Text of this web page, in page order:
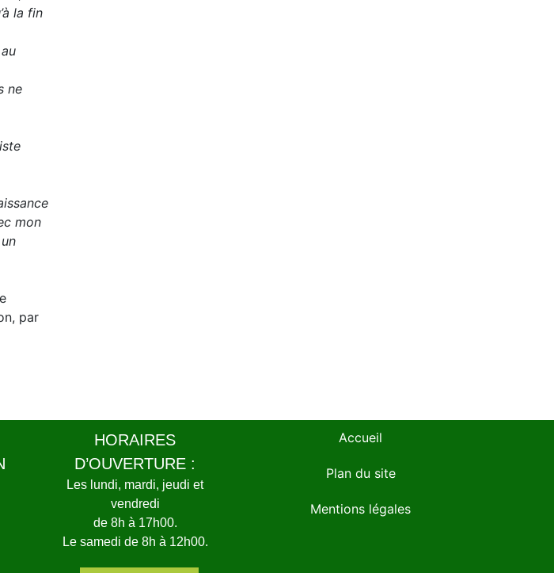
la fin
ne
mon
par
HORAIRES
D’OUVERTURE :
Les lundi, mardi, jeudi et
vendredi
de 8h à 17h00.
Le samedi de 8h à 12h00.
Accueil
Plan du site
Mentions légales